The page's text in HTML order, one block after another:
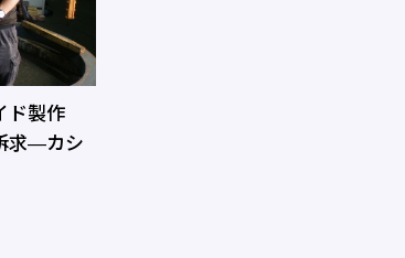
ド製作
求―カシ